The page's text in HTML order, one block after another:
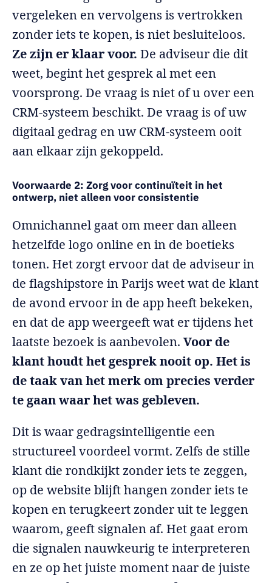
vergeleken en vervolgens is vertrokken
zonder iets te kopen, is niet besluiteloos.
Ze zijn er klaar voor. De adviseur die dit
weet, begint het gesprek al met een
voorsprong. De vraag is niet of u over een
CRM-systeem beschikt. De vraag is of uw
digitaal gedrag en uw CRM-systeem ooit
aan elkaar zijn gekoppeld.
Voorwaarde 2: Zorg voor continuïteit in het
ontwerp, niet alleen voor consistentie
Omnichannel gaat om meer dan alleen
hetzelfde logo online en in de boetieks
tonen. Het zorgt ervoor dat de adviseur in
de flagshipstore in Parijs weet wat de klant
de avond ervoor in de app heeft bekeken,
en dat de app weergeeft wat er tijdens het
laatste bezoek is aanbevolen.Voor de
klant houdt het gesprek nooit op. Het is
de taak van het merk om precies verder
te gaan waar het was gebleven.
Dit is waar gedragsintelligentie een
structureel voordeel vormt. Zelfs de stille
klant die rondkijkt zonder iets te zeggen,
op de website blijft hangen zonder iets te
kopen en terugkeert zonder uit te leggen
waarom, geeft signalen af. Het gaat erom
die signalen nauwkeurig te interpreteren
en ze op het juiste moment naar de juiste